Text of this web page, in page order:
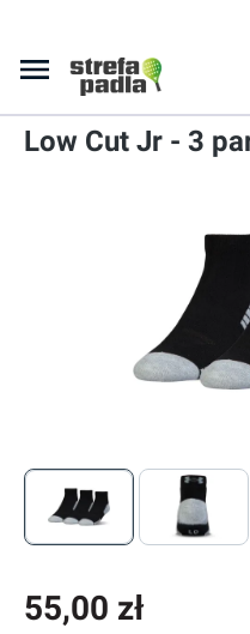
Skarpety
Under Armour
Low Cut Jr - 3
55,00 zł